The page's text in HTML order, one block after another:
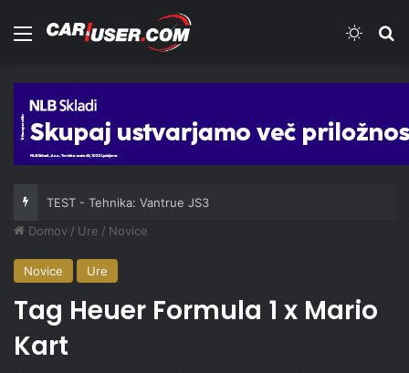
Meni
TEST - Tehnika: Vantrue JS3
Domov / Ure / Novice
Novice Ure
Tag Heuer Formula 1 x Mario
Kart